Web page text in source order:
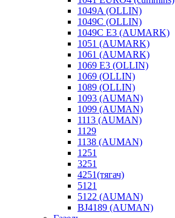
1049A (OLLIN)
1049C (OLLIN)
1049С E3 (AUMARK)
1051 (AUMARK)
1061 (AUMARK)
1069 E3 (OLLIN)
1069 (OLLIN)
1089 (OLLIN)
1093 (AUMAN)
1099 (AUMAN)
1113 (AUMAN)
1129
1138 (AUMAN)
1251
3251
4251(тягач)
5121
5122 (AUMAN)
BJ4189 (AUMAN)